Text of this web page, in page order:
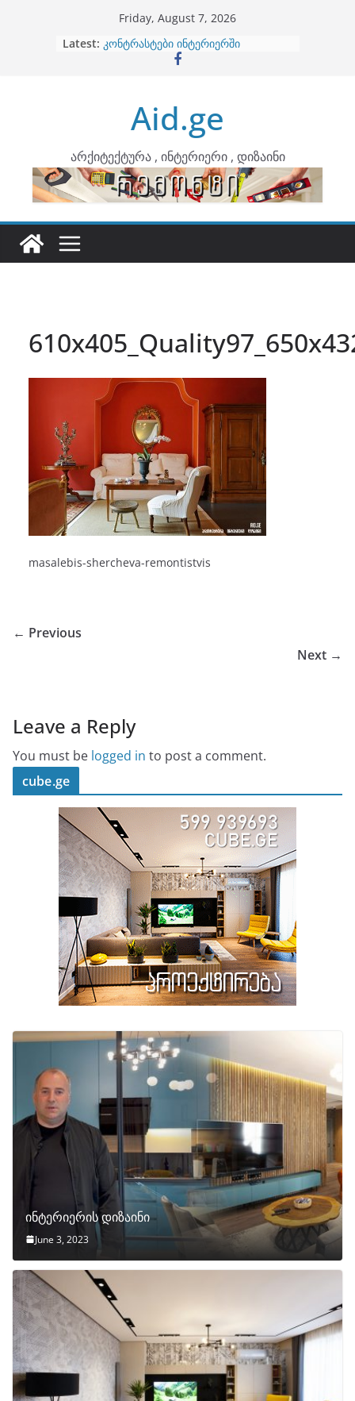
Friday, August 7, 2026
Latest: ბინების გაერთიანება
კონტრასტები ინტერიერში
ინტერიერის დიზიანი
არტემიდი წარმოგიდგენთ
Aid.ge
არქიტექტურა , ინტერიერი , დიზაინი
masalebis-shercheva-remontistvis
← Previous
Next →
Leave a Reply
You must be logged in to post a comment.
cube.ge
ინტერიერის დიზაინი
June 3, 2023